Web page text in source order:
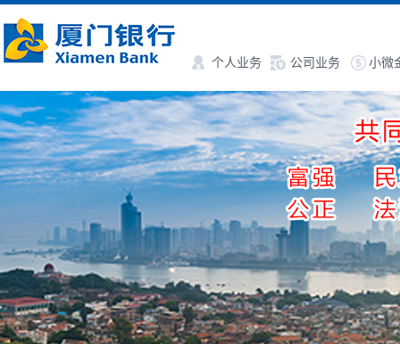
个人业务 公司业务 小微